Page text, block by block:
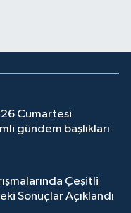
Cumartesi
gündem başlıkları
Çeşitli
Sonuçlar Açıklandı